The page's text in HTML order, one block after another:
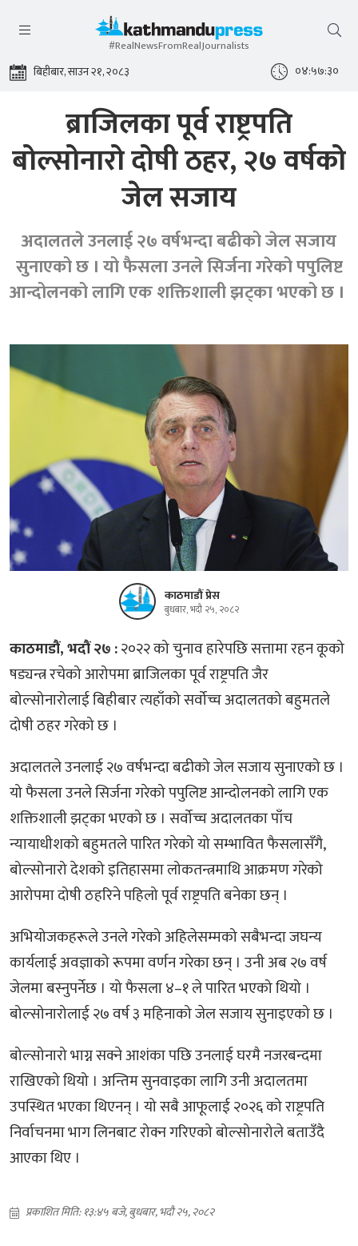
#RealNewsFromRealJournalists
बिहीबार, साउन २१, २०८३ ०४:५७:३१
ब्राजिलका पूर्व राष्ट्रपति
बोल्सोनारो दोषी ठहर, २७ वर्षको
जेल सजाय
अदालतले उनलाई २७ वर्षभन्दा बढीको जेल सजाय
सुनाएको छ । यो फैसला उनले सिर्जना गरेको पपुलिष्ट
आन्दोलनको लागि एक शक्तिशाली झट्का भएको छ ।
काठमाडौं प्रेस
बुधबार, भदौ २५, २०८२
काठमाडौं, भदौं २७ :२०२२ को चुनाव हारेपछि सत्तामा रहन कूको
षड्यन्त्र रचेको आरोपमा ब्राजिलका पूर्व राष्ट्रपति जैर
बोल्सोनारोलाई बिहीबार त्यहाँको सर्वोच्च अदालतको बहुमतले
दोषी ठहर गरेको छ ।
अदालतले उनलाई २७ वर्षभन्दा बढीको जेल सजाय सुनाएको छ ।
यो फैसला उनले सिर्जना गरेको पपुलिष्ट आन्दोलनको लागि एक
शक्तिशाली झट्का भएको छ । सर्वोच्च अदालतका पाँच
न्यायाधीशको बहुमतले पारित गरेको यो सम्भावित फैसलासँगै,
बोल्सोनारो देशको इतिहासमा लोकतन्त्रमाथि आक्रमण गरेको
आरोपमा दोषी ठहरिने पहिलो पूर्व राष्ट्रपति बनेका छन् ।
अभियोजकहरूले उनले गरेको अहिलेसम्मको सबैभन्दा जघन्य
कार्यलाई अवज्ञाको रूपमा वर्णन गरेका छन् । उनी अब २७ वर्ष
जेलमा बस्नुपर्नेछ । यो फैसला ४–१ ले पारित भएको थियो ।
बोल्सोनारोलाई २७ वर्ष ३ महिनाको जेल सजाय सुनाइएको छ ।
बोल्सोनारो भाग्न सक्ने आशंका पछि उनलाई घरमै नजरबन्दमा
राखिएको थियो । अन्तिम सुनवाइका लागि उनी अदालतमा
उपस्थित भएका थिएनन् । यो सबै आफूलाई २०२६ को राष्ट्रपति
निर्वाचनमा भाग लिनबाट रोक्न गरिएको बोल्सोनारोले बताउँदै
आएका थिए ।
प्रकाशित मिति: १३:४५ बजे, बुधबार, भदौ २५, २०८२